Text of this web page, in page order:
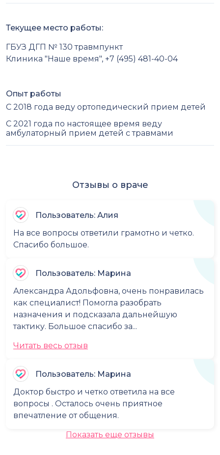
Текущее место работы:
ГБУЗ ДГП № 130 травмпункт
Клиника "Наше время", +7 (495) 481-40-04
Опыт работы
С 2018 года веду ортопедический прием детей
С 2021 года по настоящее время веду
амбулаторный прием детей с травмами
Отзывы о враче
Пользователь: Алия
На все вопросы ответили грамотно и четко.
Спасибо большое.
Пользователь: Марина
Александра Адольфовна, очень понравилась
как специалист! Помогла разобрать
назначения и подсказала дальнейшую
тактику. Большое спасибо за...
Читать весь отзыв
Пользователь: Марина
Доктор быстро и четко ответила на все
вопросы . Осталось очень приятное
впечатление от общения.
Показать еще отзывы